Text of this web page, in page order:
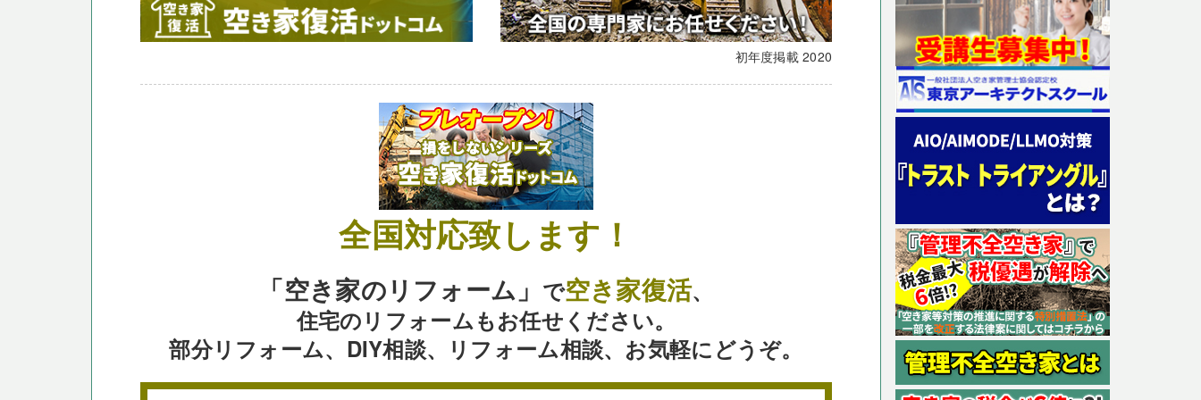
初年度掲載2020
全国対応致します！
「空き家のリフォーム」 で空き家復活、
住宅のリフォームもお任せください。
部分リフォーム、DIY相談、リフォーム相談、お気軽にどうぞ。